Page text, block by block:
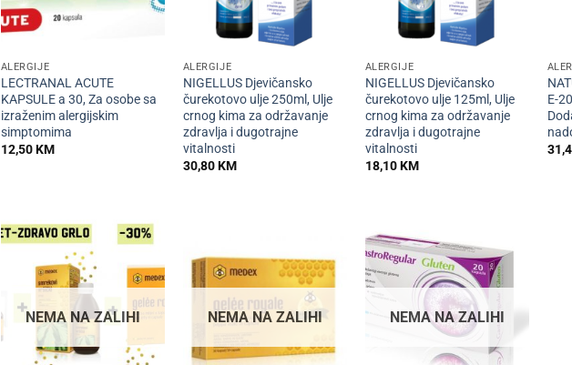
+
ALERGIJE
LECTRANAL ACUTE
KAPSULE a 30, Za osobe sa
izraženim alergijskim
simptomima
12,50KM
ALERGIJE
NIGELLUS Djevičansko
čurekotovo ulje 250ml, Ulje
crnog kima za održavanje
zdravlja i dugotrajne
vitalnosti
30,80KM
ALERGIJE
NIGELLUS Djevičansko
čurekotovo ulje 125ml, Ulje
crnog kima za održavanje
zdravlja i dugotrajne
vitalnosti
18,10KM
E-
NEMA NA ZALIHI NEMA NA ZALIHI NEMA NA ZALIHI